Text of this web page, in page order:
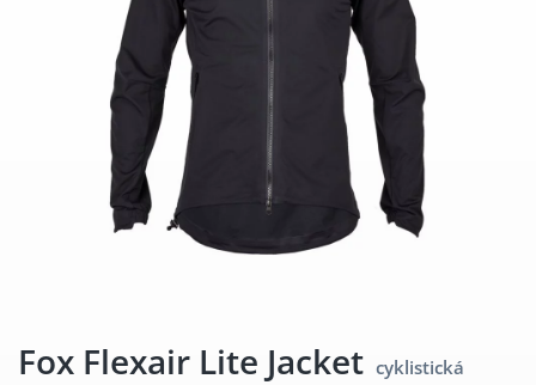
Fox Flexair Lite Jacket cyklistická